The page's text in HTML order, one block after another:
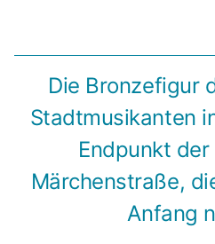
Die Bronzefigur
Stadtmusikanten
Endpunkt
Märchenstraße,
Anfang